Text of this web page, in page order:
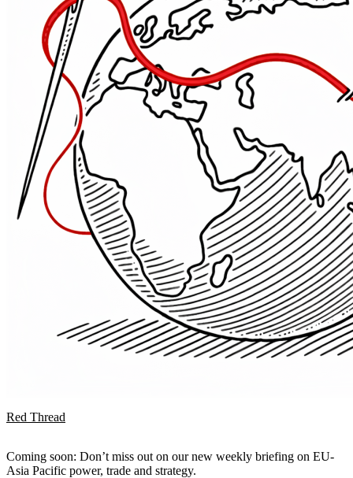
Red Thread
Coming soon: Don’t miss out on our new weekly briefing on EU-
Asia Pacific power, trade and strategy.